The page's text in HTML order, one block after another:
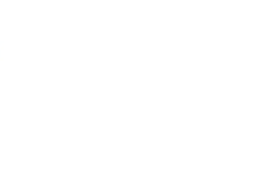
tidak sempat digunakan PRN akan datang
(GPS), Dato Sri Alexander Nanta Linggi kecewa kelewatan
besar 17 kerusi baharu itu tidak sempat digunakan pada Pilihan Raya
untuk digunakan pada PRN akan datang, malah menjadi asas kepada
terhadap usaha Sarawak dan Sabah mendapatkan semula satu
kerusi, sebarang pindaan Perlembagaan atau undang-
tidak boleh diluluskan tanpa persetujuan Ahli Parlimen dari kedua-
ketika ditemui pemberita selepas menghadiri Hari Integriti dan
berkata bahawa SPR belum lagi menetapkan tarikh sebenar untuk
Undang-
2025 yang memperuntukkan penambahan sebanyak 17
Parti Pesaka Bumiputera Bersatu (PBB), Dato Sri Abdul Karim Rahman